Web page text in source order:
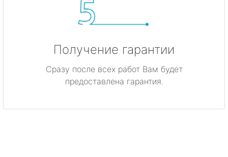
Получение гарантии
Сразу после всех работ Вам будет
предоставлена гарантия.